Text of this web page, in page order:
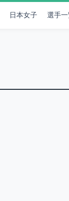
日本女子 選手